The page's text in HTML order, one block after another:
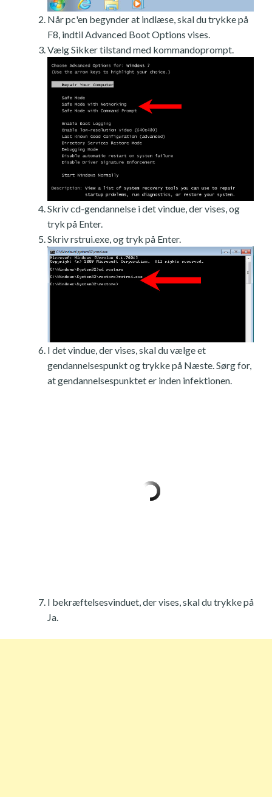
Når pc'en begynder at indlæse, skal du trykke på
F8, indtil Advanced Boot Options vises.
Vælg Sikker tilstand med kommandoprompt.
Skriv cd-gendannelse i det vindue, der vises, og
tryk på Enter.
Skriv rstrui.exe, og tryk på Enter.
I det vindue, der vises, skal du vælge et
gendannelsespunkt og trykke på Næste. Sørg for,
at gendannelsespunktet er inden infektionen.
I bekræftelsesvinduet, der vises, skal du trykke på
Ja.